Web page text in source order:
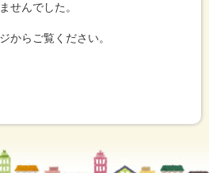
せんでした。
からご覧ください。